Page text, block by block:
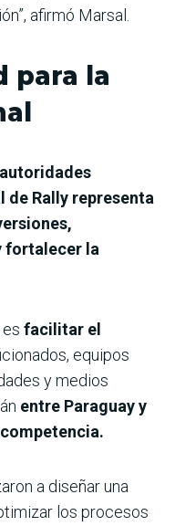
afirmó Marsal.
para la
de Rally representa
fortalecer la
facilitar el
equipos
y medios
entre Paraguay y
a diseñar una
los procesos